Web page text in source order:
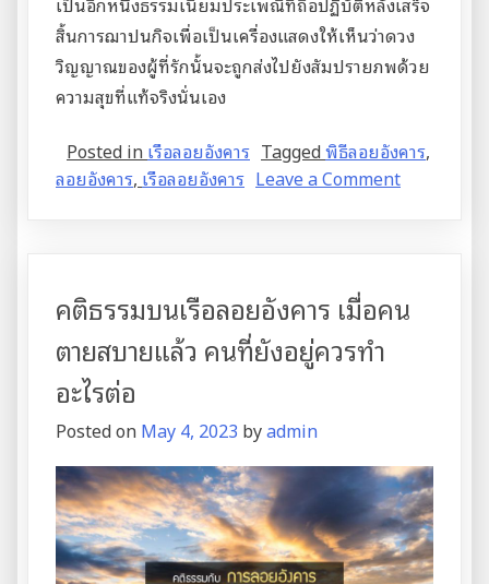
สิ้นการฌาปนกิจเพื่อเป็นเครื่องแสดงให้เห็นว่าดวง
วิญญาณของผู้ที่รักนั้นจะถูกส่งไปยังสัมปรายภพด้วย
ความสุขที่แท้จริงนั่นเอง
Posted inเรือลอยอังคาร Taggedพิธีลอยอังคาร,
ลอยอังคาร, เรือลอยอังคาร Leave a Commenton
ต้อง
ที่
แม่น้ำ
มา
ตั้งแต่
คติธรรมบนเรือลอยอังคาร เมื่อคน
ตายสบายแล้ว คนที่ยังอยู่ควรทำ
อะไรต่อ
Posted onMay 4, 2023 byadmin